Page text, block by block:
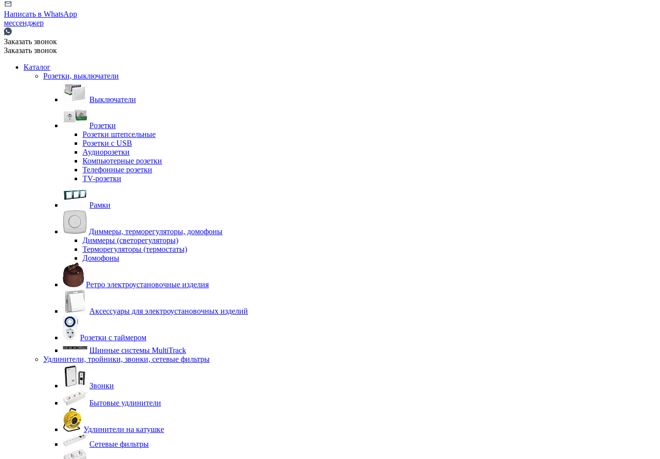
Написать в WhatsApp
мессенджер
Заказать звонок
Заказать звонок
Каталог
Розетки, выключатели
Выключатели
Розетки
Розетки штепсельные
Розетки с USB
Аудиорозетки
Компьютерные розетки
Телефонные розетки
TV-розетки
Рамки
Диммеры, терморегуляторы, домофоны
Диммеры (светорегуляторы)
Терморегуляторы (термостаты)
Домофоны
Ретро электроустановочные изделия
Аксессуары для электроустановочных изделий
Розетки с таймером
Шинные системы MultiTrack
Удлинители, тройники, звонки, сетевые фильтры
Звонки
Бытовые удлинители
Удлинители на катушке
Сетевые фильтры